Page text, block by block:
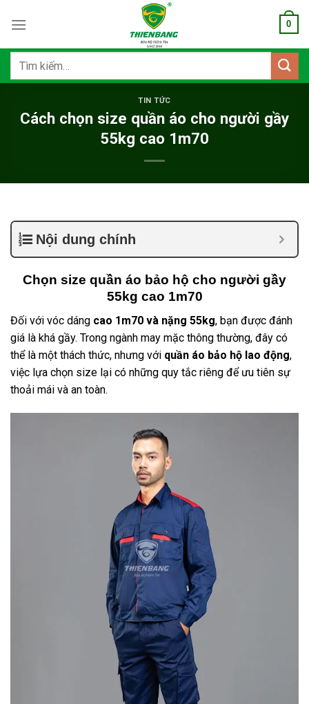
qua
dung
0
Tìm
TIN TỨC
Cách chọn size quần áo cho người gầy
55kg cao 1m70
Nội dung chính
Chọn size quần áo bảo hộ cho người gầy
55kg cao 1m70
Đối với vóc dáng cao 1m70 và nặng 55kg, bạn được đánh
giá là khá gầy. Trong ngành may mặc thông thường, đây có
thể là một thách thức, nhưng với quần áo bảo hộ lao động,
việc lựa chọn size lại có những quy tắc riêng để ưu tiên sự
thoải mái và an toàn.